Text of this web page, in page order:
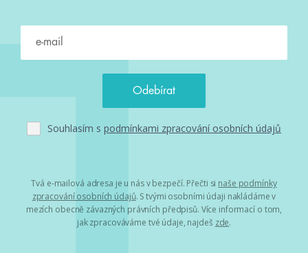
Souhlasím s podmínkami zpracování osobních údajů
Tvá e-mailová adresa je u nás v bezpečí. Přečti si naše podmínky
zpracování osobních údajů. S tvými osobními údaji nakládáme v
mezích obecně závazných právních předpisů. Více informací o tom,
jak zpracováváme tvé údaje, najdeš zde.